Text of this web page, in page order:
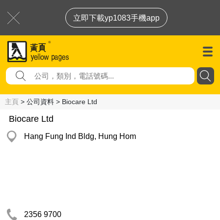
立即下載yp1083手機app
主頁 > 公司資料 > Biocare Ltd
Biocare Ltd
Hang Fung Ind Bldg, Hung Hom
2356 9700